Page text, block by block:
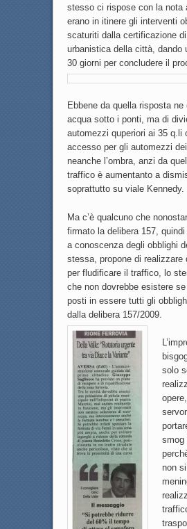
stesso ci rispose con la nota
erano in itinere gli interventi
scaturiti dalla certificazione
urbanistica della città, dando
30 giorni per concludere il
Ebbene da quella risposta ne
acqua sotto i ponti, ma di
automezzi quperiori ai 35 q.li
accesso per gli automezzi
neanche l’ombra, anzi da
traffico è aumentanto a
soprattutto su viale Kennedy.
Ma c’è qualcuno che
firmato la delibera 157,
a conoscenza degli obblighi
stessa, propone di realizzare
per fludificare il traffico, lo
che non dovrebbe esistere
posti in essere tutti gli
dalla delibera 157/2009.
solo
smog
non